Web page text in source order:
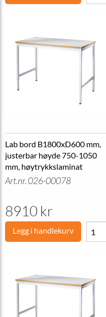
Lab bord B1800xD600 mm,
justerbar høyde 750-1050
mm, høytrykkslaminat
Art.nr. 026-00078
8910 kr
Legg i handlekurv